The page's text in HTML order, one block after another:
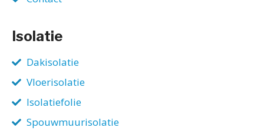
Isolatie
Dakisolatie
Vloerisolatie
Isolatiefolie
Spouwmuurisolatie